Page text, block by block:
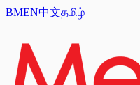
BMEN中文தமிழ்